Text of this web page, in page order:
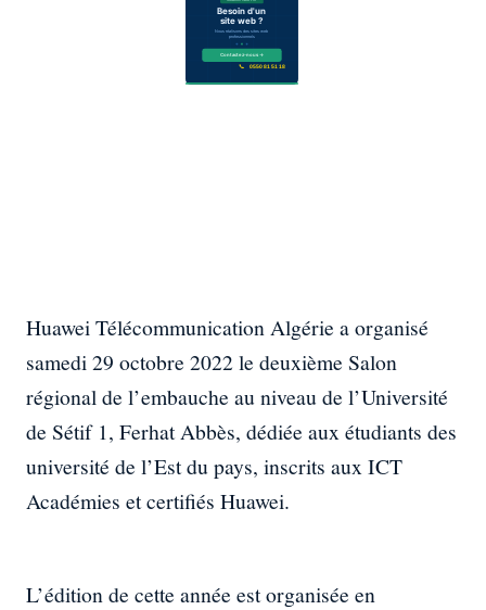
Huawei Télécommunication Algérie a organisé
samedi 29 octobre 2022 le deuxième Salon
régional de l’embauche au niveau de l’Université
de Sétif 1, Ferhat Abbès, dédiée aux étudiants des
université de l’Est du pays, inscrits aux ICT
Académies et certifiés Huawei.
L’édition de cette année est organisée en